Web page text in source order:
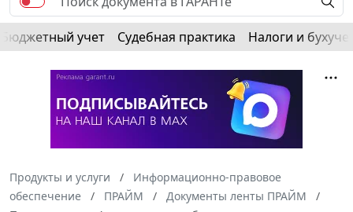
Бюджетный учет Судебная практика Налоги и
Продукты и услуги
Информационно-правовое
обеспечение
ПРАЙМ
Документы ленты ПРАЙМ